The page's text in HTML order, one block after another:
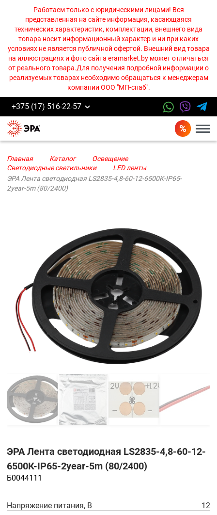
Работаем только с юридическими лицами! Вся
представленная на сайте информация, касающаяся
технических характеристик, комплектации, внешнего вида
товара носит информационный характер и ни при каких
условиях не является публичной офертой. Внешний вид товара
на иллюстрациях и фото сайта eramarket.by может отличаться
от реального товара.Для получения подробной информации о
реализуемых товарах необходимо обращаться к менеджерам
компании ООО "МП-снаб".
+375 (17) 516-22-57
Главная Каталог
Освещение
Светодиодные светильники
LED ленты
ЭРА Лента светодиодная LS2835-4,8-60-12-6500К-IP65-
2year-5m (80/2400)
ЭРА Лента светодиодная LS2835-4,8-60-12-
6500К-IP65-2year-5m (80/2400)
Б0044111
Напряжение питания, В
12